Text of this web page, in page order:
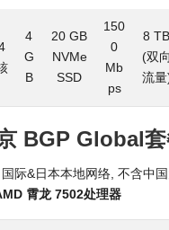
4
G
B
20 GB
NVMe
SSD
150
0
Mb
ps
8 TB
(双向
流量
BGP Global
际&日本本地网络, 不含中
霄龙 7502处理器